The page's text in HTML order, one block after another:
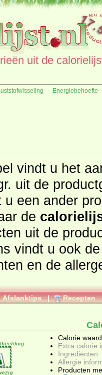
uit de
Energiebehoefte
vindt u het
en
een ander
de
uit de
allergenen informatie
Afslanktips | Recepten
Calorie
Extra calorie
Ingrediënten
Allergie
Producten